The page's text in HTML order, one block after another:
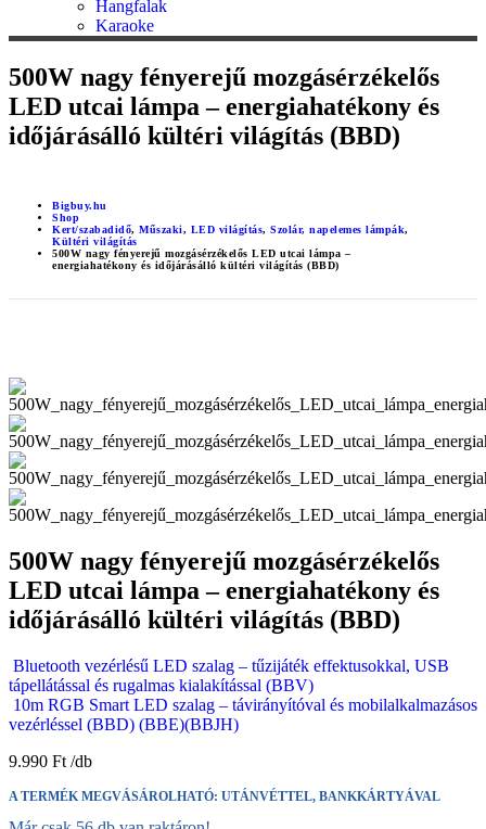
Hangfalak
Karaoke
500W nagy fényerejű mozgásérzékelős
LED utcai lámpa – energiahatékony és
időjárásálló kültéri világítás (BBD)
Bigbuy.hu
Shop
Kert/szabadidő, Műszaki, LED világítás, Szolár, napelemes lámpák,
Kültéri világítás
500W nagy fényerejű mozgásérzékelős LED utcai lámpa –
energiahatékony és időjárásálló kültéri világítás (BBD)
500W nagy fényerejű mozgásérzékelős
LED utcai lámpa – energiahatékony és
időjárásálló kültéri világítás (BBD)
Bluetooth vezérlésű LED szalag – tűzijáték effektusokkal, USB
tápellátással és rugalmas kialakítással (BBV)
10m RGB Smart LED szalag – távirányítóval és mobilalkalmazásos
vezérléssel (BBD) (BBE)(BBJH)
9.990 Ft
A TERMÉK MEGVÁSÁROLHATÓ: UTÁNVÉTTEL, BANKKÁRTYÁVAL